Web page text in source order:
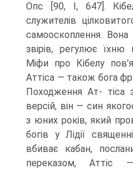
Опс [90, І, 647].
служителів
самооскоплення. Вона
звірів, регулює їхню
Міфи про Кібелу
Аттіса — також бога
Походження Ат- тіса
версій, він — син
з юних років, який
богів у Лідії
вбиває кабан,
переказом, Аттіс